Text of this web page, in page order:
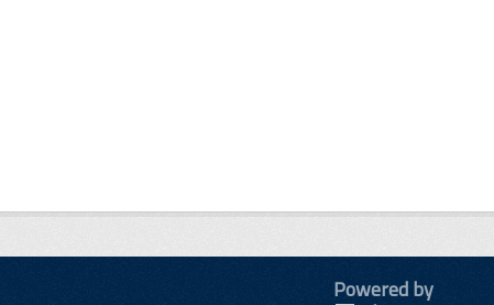
Powered by